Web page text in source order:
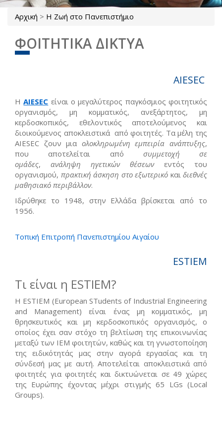
Είστε εδώ
Αρχική > Η Ζωή στο Πανεπιστήμιο
ΦΟΙΤΗΤΙΚΑ ΔΙΚΤΥΑ
AIESEC
ΗAIESEC είναι ο μεγαλύτερος παγκόσμιος φοιτητικός
οργανισμός, μη κομματικός, ανεξάρτητος, μη
κερδοσκοπικός, εθελοντικός αποτελούμενος και
διοικούμενος αποκλειστικά από φοιτητές. Τα μέλη της
AIESEC ζουν μια ολοκληρωμένη εμπειρία ανάπτυξης,
που αποτελείται από συμμετοχή σε
ομάδες, ανάληψη ηγετικών θέσεωνεντός του
οργανισμού, πρακτική άσκηση στο εξωτερικό και διεθνές
μαθησιακό περιβάλλον.
Ιδρύθηκε το 1948, στην Ελλάδα βρίσκεται από το
1956.
Τοπική Επιτροπή Πανεπιστημίου Αιγαίου
ESTIEM
Tι είναι η ESTIEM?
Η ESTIEM (European STudents of Industrial Engineering
and Management) είναι ένας μη κομματικός, μη
θρησκευτικός και μη κερδοσκοπικός οργανισμός, ο
οποίος έχει σαν στόχο τη βελτίωση της επικοινωνίας
μεταξύ των IEM φοιτητών, καθώς και τη γνωστοποίηση
της ειδικότητάς μας στην αγορά εργασίας και τη
σύνδεσή μας με αυτή. Αποτελείται αποκλειστικά από
φοιτητές για φοιτητές και δικτυώνεται σε 49 χώρες
της Ευρώπης έχοντας μέχρι στιγμής 65 LGs (Local
Groups).